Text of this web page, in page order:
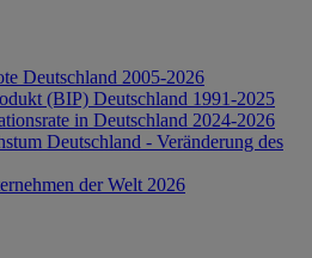
Deutschland 2005-2026
(BIP) Deutschland 1991-2025
in Deutschland 2024-2026
Deutschland - Veränderung des
der Welt 2026